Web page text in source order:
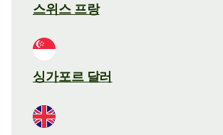
스위스 프랑
싱가포르 달러